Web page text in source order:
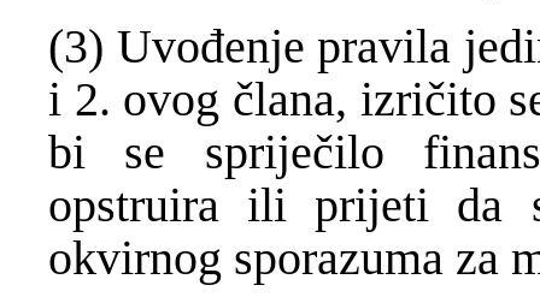
(3) Uvođenje pravila
i 2. ovog člana, izričito
bi se spriječilo
opstruira ili prijeti da
okvirnog sporazuma za